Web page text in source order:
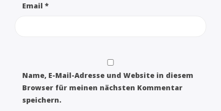
Email *
Name, E-Mail-Adresse und Website in diesem
Browser für meinen nächsten Kommentar
speichern.